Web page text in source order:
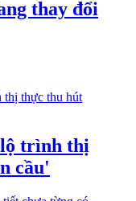
thay đổi
trình thị
cầu'